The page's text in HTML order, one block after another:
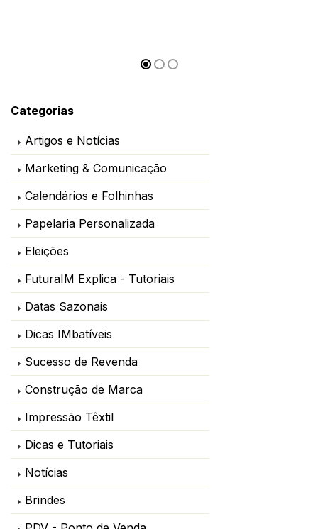
Categorias
Artigos e Notícias
Marketing & Comunicação
Calendários e Folhinhas
Papelaria Personalizada
Eleições
FuturaIM Explica - Tutoriais
Datas Sazonais
Dicas IMbatíveis
Sucesso de Revenda
Construção de Marca
Impressão Têxtil
Dicas e Tutoriais
Notícias
Brindes